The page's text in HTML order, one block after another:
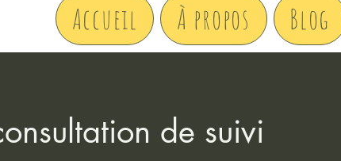
Accueil À propos Blog
de suivi